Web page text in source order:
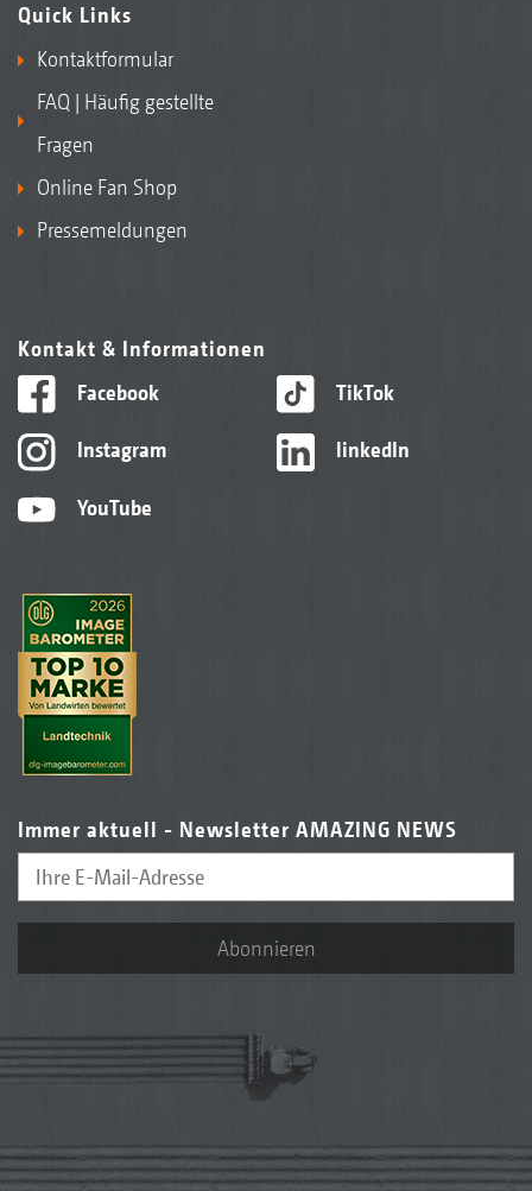
Quick Links
Kontaktformular
FAQ | Häufig gestellte
Fragen
Online Fan Shop
Pressemeldungen
Kontakt & Informationen
Facebook
Instagram
YouTube
TikTok
linkedIn
Immer aktuell - Newsletter AMAZING NEWS
Abonnieren